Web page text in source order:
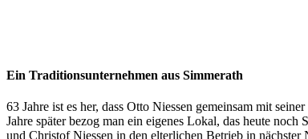
Ein Traditionsunternehmen aus Simmerath
63 Jahre ist es her, dass Otto Niessen gemeinsam mit
Jahre später bezog man ein eigenes Lokal, das heute
und Christof Niessen in den elterlichen Betrieb in